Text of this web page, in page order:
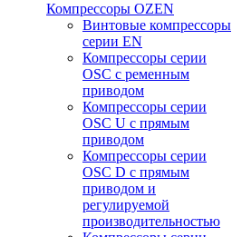
Компрессоры OZEN
Винтовые компрессоры
серии EN
Компрессоры серии
OSC с ременным
приводом
Компрессоры серии
OSC U с прямым
приводом
Компрессоры серии
OSC D с прямым
приводом и
регулируемой
производительностью